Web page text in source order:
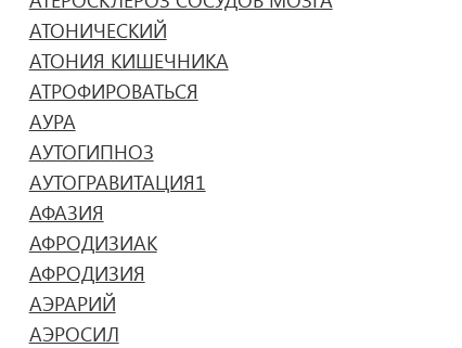
АТОНИЧЕСКИЙ
АТОНИЯ КИШЕЧНИКА
АТРОФИРОВАТЬСЯ
АУРА
АУТОГИПНОЗ
АУТОГРАВИТАЦИЯ1
АФАЗИЯ
АФРОДИЗИАК
АФРОДИЗИЯ
АЭРАРИЙ
АЭРОСИЛ